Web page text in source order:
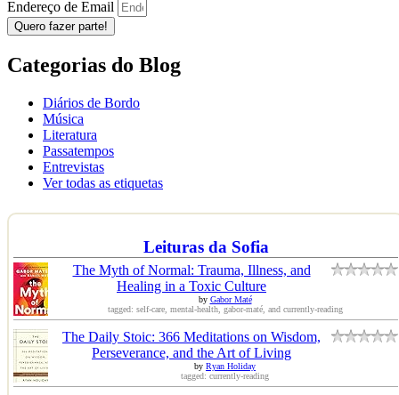
Endereço de Email
Quero fazer parte!
Categorias do Blog
Diários de Bordo
Música
Literatura
Passatempos
Entrevistas
Ver todas as etiquetas
Leituras da Sofia
The Myth of Normal: Trauma, Illness, and
Healing in a Toxic Culture
by Gabor Maté
tagged: self-care, mental-health, gabor-maté, and currently-reading
The Daily Stoic: 366 Meditations on Wisdom,
Perseverance, and the Art of Living
by Ryan Holiday
tagged: currently-reading